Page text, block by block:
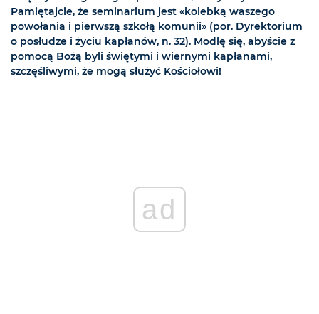
Pamiętajcie, że seminarium jest «kolebką waszego
powołania i pierwszą szkołą komunii» (por. Dyrektorium
o posłudze i życiu kapłanów, n. 32). Modlę się, abyście z
pomocą Bożą byli świętymi i wiernymi kapłanami,
szczęśliwymi, że mogą służyć Kościołowi!
ad